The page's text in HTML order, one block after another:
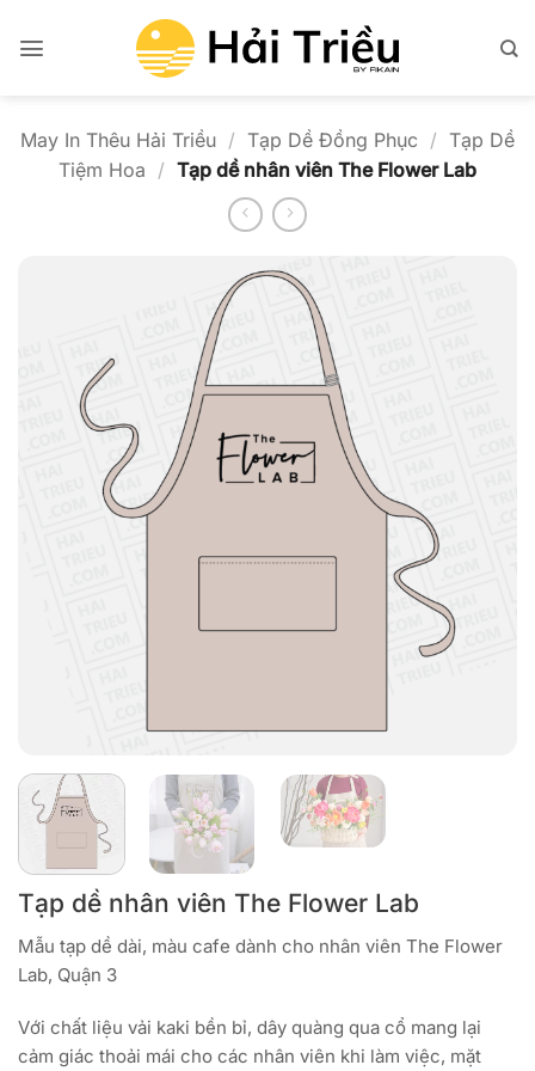
qua
May In Thêu Hải Triều / Tạp Dề Đồng Phục / Tạp Dề
Tiệm Hoa / Tạp dề nhân viên The Flower Lab
Tạp dề nhân viên The Flower Lab
Mẫu tạp dề dài, màu cafe dành cho nhân viên The Flower
Lab, Quận 3
Với chất liệu vải kaki bền bỉ, dây quàng qua cổ mang lại
cảm giác thoải mái cho các nhân viên khi làm việc, mặt